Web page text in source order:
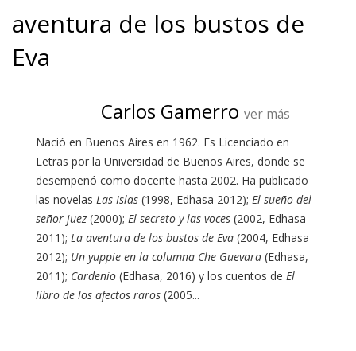
aventura de los bustos de
Eva
Carlos Gamerro ver más
Nació en Buenos Aires en 1962. Es Licenciado en
Letras por la Universidad de Buenos Aires, donde se
desempeñó como docente hasta 2002. Ha publicado
las novelas Las Islas (1998, Edhasa 2012); El sueño del
señor juez (2000); El secreto y las voces (2002, Edhasa
2011); La aventura de los bustos de Eva (2004, Edhasa
2012); Un yuppie en la columna Che Guevara (Edhasa,
2011); Cardenio (Edhasa, 2016) y los cuentos de El
libro de los afectos raros (2005...